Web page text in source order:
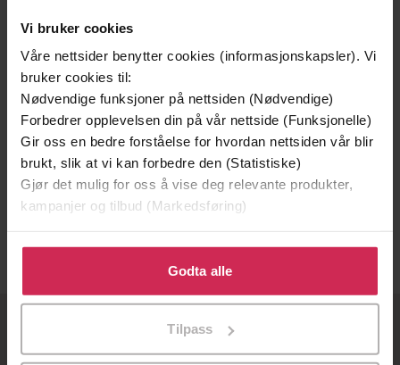
Vi bruker cookies
Våre nettsider benytter cookies (informasjonskapsler). Vi
bruker cookies til:
Nødvendige funksjoner på nettsiden (Nødvendige)
Forbedrer opplevelsen din på vår nettside (Funksjonelle)
Gir oss en bedre forståelse for hvordan nettsiden vår blir
brukt, slik at vi kan forbedre den (Statistiske)
Gjør det mulig for oss å vise deg relevante produkter,
kampanjer og tilbud (Markedsføring)
Klikk på «Godta alle» for å gi oss ditt samtykke til å
bruke cookies for alle disse formålene. Du kan også
tilpasse ditt samtykke til spesifikke formål ved å klikke
Godta alle
Tilpass
239,20,-
En strålende fremtid
Catherine Cusset